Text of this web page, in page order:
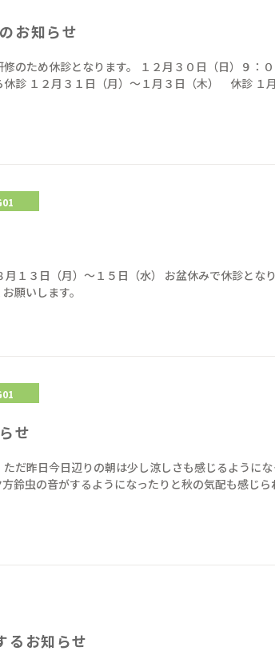
お知らせ
修のため休診となります。 １２月３０日（日）９
１日（月）〜１月３日（木） 休診 １月
月１３日（月）〜１５日（水） お盆休みで休診とな
願いします。
せ
だ昨日今日辺りの朝は少し涼しさも感じるように
鈴虫の音がするようになったりと秋の気配も感じ
るお知らせ